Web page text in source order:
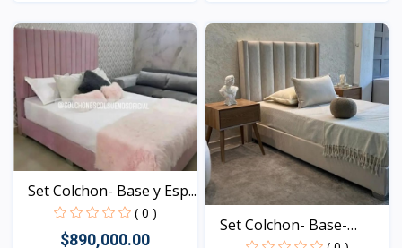
Vista Vista
Set Colchon- Base y Esp...
( 0 )
$890,000.00
Set Colchon- Base-